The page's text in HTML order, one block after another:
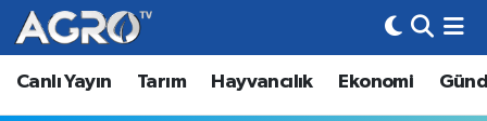
Canlı Yayın Tarım Hayvancılık Ekonomi
Hava Durumu